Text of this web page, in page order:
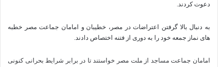
دعوت کردند.
به دنبال بالا گرفتن اعتراضات در مصر، خطیبان و امامان جماعت مصر خطبه
های نماز جمعه خود را به دوری از فتنه اختصاص دادند.
امامان جماعت مساجد از ملت مصر خواستند تا در برابر شرایط بحرانی کنونی